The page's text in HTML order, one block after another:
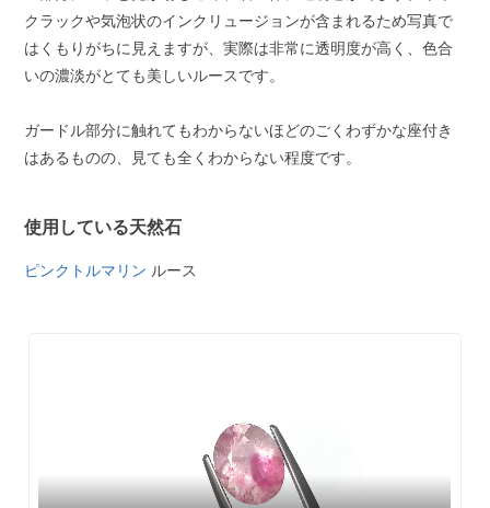
クラックや気泡状のインクリュージョンが含まれるため写真で
はくもりがちに見えますが、実際は非常に透明度が高く、色合
いの濃淡がとても美しいルースです。
ガードル部分に触れてもわからないほどのごくわずかな座付き
はあるものの、見ても全くわからない程度です。
使用している天然石
ピンクトルマリン ルース